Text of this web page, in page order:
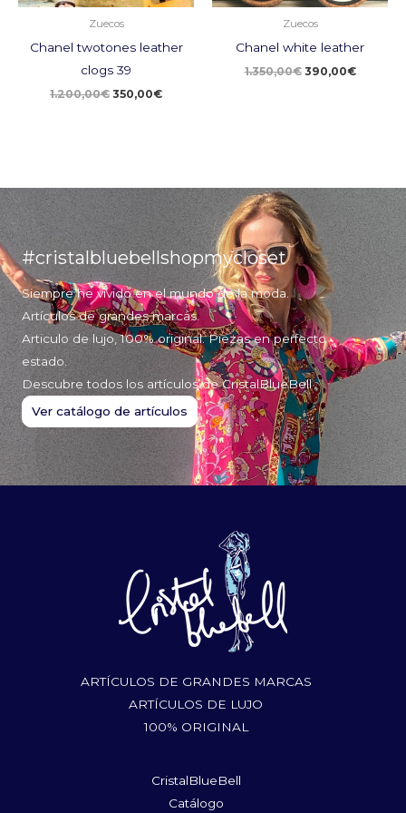
Zuecos
Chanel twotones leather
clogs 39
1.200,00€ 350,00€
Zuecos
Chanel white leather
1.350,00€ 390,00€
#cristalbluebellshopmycloset
Siempre he vivido en el mundo de la moda.
Artículos de grandes marcas.
Articulo de lujo, 100% original. Piezas en perfecto
estado.
Descubre todos los artículos de CristalBlueBell
Ver catálogo de artículos
ARTÍCULOS DE GRANDES MARCAS
ARTÍCULOS DE LUJO
100% ORIGINAL
CristalBlueBell
Catálogo